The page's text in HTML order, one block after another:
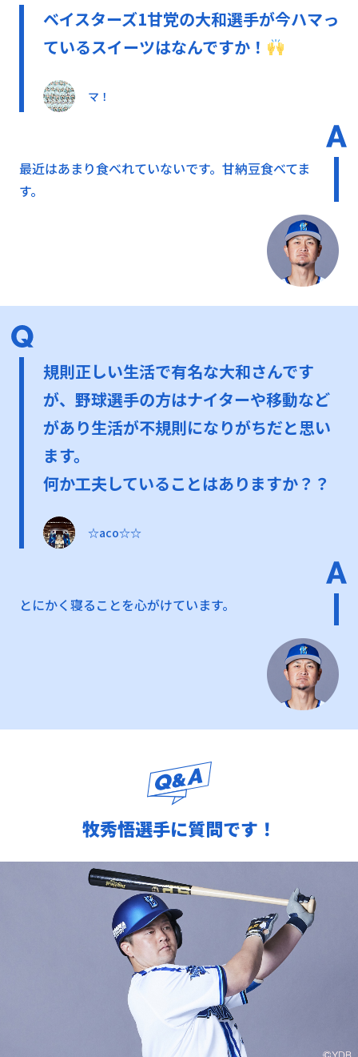
ベイスターズ1甘党の大和選手が今ハマっ
ているスイーツはなんですか！
マ！
最近はあまり食べれていないです。甘納豆食べてま
す。
規則正しい生活で有名な大和さんです
が、野球選手の方はナイターや移動など
があり生活が不規則になりがちだと思い
ます。
何か工夫していることはありますか？？
☆aco☆☆
とにかく寝ることを心がけています。
牧秀悟選手に質問です！